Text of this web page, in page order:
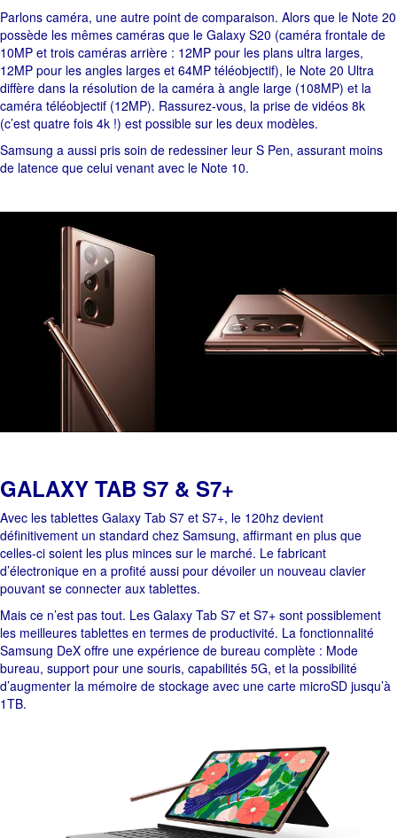
Parlons caméra, une autre point de comparaison. Alors que le Note 20
possède les mêmes caméras que le Galaxy S20 (caméra frontale de
10MP et trois caméras arrière : 12MP pour les plans ultra larges,
12MP pour les angles larges et 64MP téléobjectif), le Note 20 Ultra
diffère dans la résolution de la caméra à angle large (108MP) et la
caméra téléobjectif (12MP). Rassurez-vous, la prise de vidéos 8k
(c’est quatre fois 4k !) est possible sur les deux modèles.
Samsung a aussi pris soin de redessiner leur S Pen, assurant moins
de latence que celui venant avec le Note 10.
GALAXY TAB S7 & S7+
Avec les tablettes Galaxy Tab S7 et S7+, le 120hz devient
définitivement un standard chez Samsung, affirmant en plus que
celles-ci soient les plus minces sur le marché. Le fabricant
d’électronique en a profité aussi pour dévoiler un nouveau clavier
pouvant se connecter aux tablettes.
Mais ce n’est pas tout. Les Galaxy Tab S7 et S7+ sont possiblement
les meilleures tablettes en termes de productivité. La fonctionnalité
Samsung DeX offre une expérience de bureau complète : Mode
bureau, support pour une souris, capabilités 5G, et la possibilité
d’augmenter la mémoire de stockage avec une carte microSD jusqu’à
1TB.